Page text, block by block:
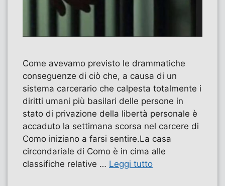
Come avevamo previsto le drammatiche
conseguenze di ciò che, a causa di un
sistema carcerario che calpesta totalmente i
diritti umani più basilari delle persone in
stato di privazione della libertà personale è
accaduto la settimana scorsa nel carcere di
Como iniziano a farsi sentire.La casa
circondariale di Como è in cima alle
classifiche relative … Leggi tutto